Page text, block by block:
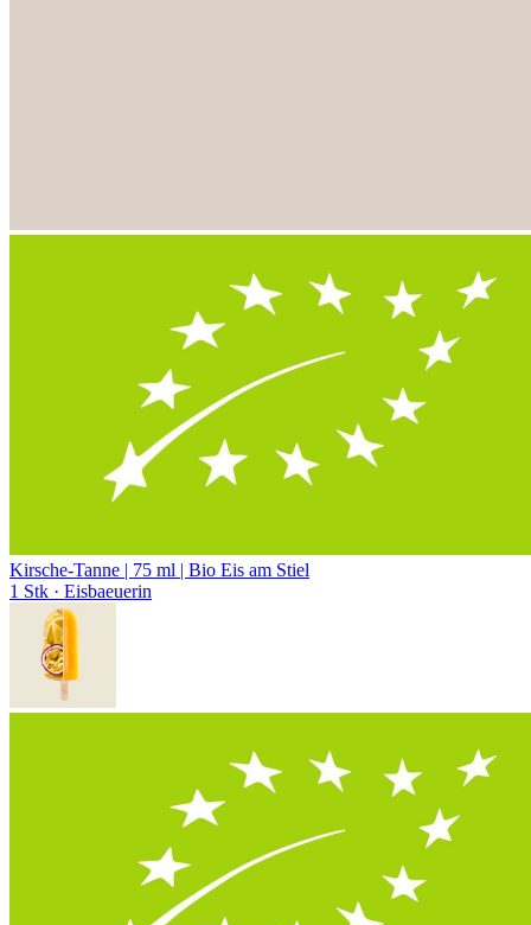
Kirsche-Tanne | 75 ml | Bio Eis am Stiel
1 Stk · Eisbaeuerin